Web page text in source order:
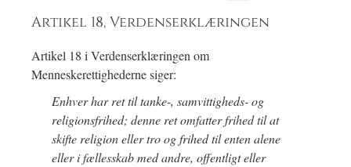
Artikel 18, Verdenserklæringen
Artikel 18 i Verdenserklæringen om
Menneskerettighederne siger:
Enhver har ret til tanke-, samvittigheds- og
religionsfrihed; denne ret omfatter frihed til at
skifte religion eller tro og frihed til enten alene
eller i fællesskab med andre, offentligt eller